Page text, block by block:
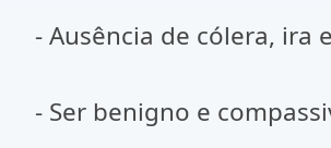
- Ausência de cólera, ira
- Ser benigno e